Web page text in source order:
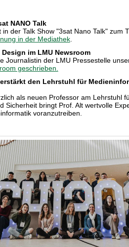
NANO Talk
der Talk Show "3sat Nano Talk" zum
in der Mediathek.
im LMU Newsroom
Journalistin der LMU Pressestelle
geschrieben.
den Lehrstuhl für
als neuen Professor am Lehrstuhl
Sicherheit bringt Prof. Alt wertvolle
voranzutreiben.